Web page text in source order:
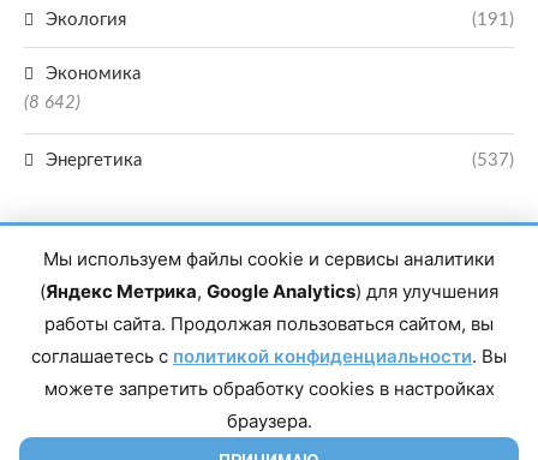
Экология (191)
Экономика
(8 642)
Энергетика (537)
Главный редактор сетевого издания Магомаев Тимур Нухович. Контакты
редакции: 8(988)-292-94-34 Почта: vestiskfo@gmail.com По вопросам
Дагестан, г. Махачкала, пр-т Насрутдинова, д. 1а. Все права защищены.
Копирование и использование полных материалов запрещено, частичное
цитирование возможно только при условии гиперссылки на сайт mirmol.ru.
Мы используем файлы cookie и сервисы аналитики
(Яндекс Метрика, Google Analytics) для улучшения
работы сайта. Продолжая пользоваться сайтом, вы
соглашаетесь с политикой конфиденциальности. Вы
можете запретить обработку cookies в настройках
браузера.